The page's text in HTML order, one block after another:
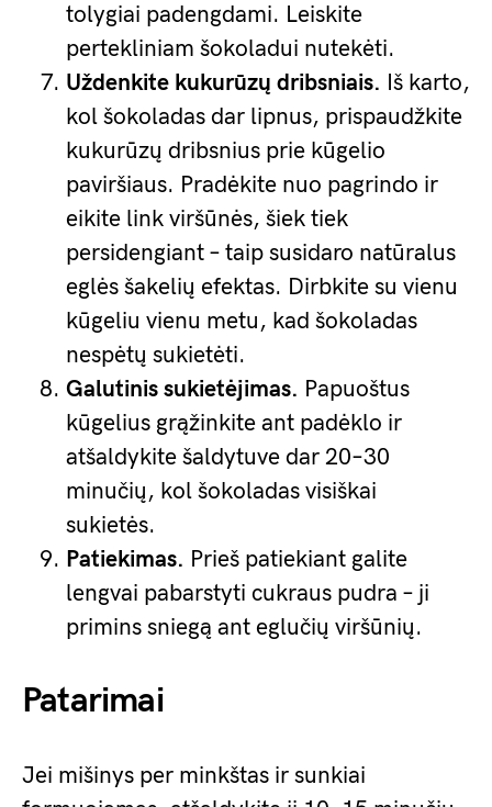
tolygiai padengdami. Leiskite
pertekliniam šokoladui nutekėti.
Uždenkite kukurūzų dribsniais. Iš karto,
kol šokoladas dar lipnus, prispaudžkite
kukurūzų dribsnius prie kūgelio
paviršiaus. Pradėkite nuo pagrindo ir
eikite link viršūnės, šiek tiek
persidengiant – taip susidaro natūralus
eglės šakelių efektas. Dirbkite su vienu
kūgeliu vienu metu, kad šokoladas
nespėtų sukietėti.
Galutinis sukietėjimas. Papuoštus
kūgelius grąžinkite ant padėklo ir
atšaldykite šaldytuve dar 20–30
minučių, kol šokoladas visiškai
sukietės.
Patiekimas. Prieš patiekiant galite
lengvai pabarstyti cukraus pudra – ji
primins sniegą ant eglučių viršūnių.
Patarimai
Jei mišinys per minkštas ir sunkiai